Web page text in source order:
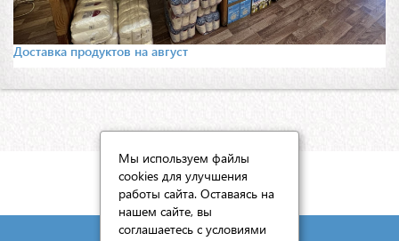
Доставка продуктов на август
КАРТА САЙТА
Мы используем файлы
cookies для улучшения
работы сайта. Оставаясь на
нашем сайте, вы
соглашаетесь с условиями